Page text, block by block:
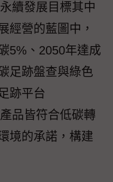
續發展目標其中
經營的藍圖中，
5%、2050年達成
足跡盤查與綠色
跡平台
品皆符合低碳轉
境的承諾，構建